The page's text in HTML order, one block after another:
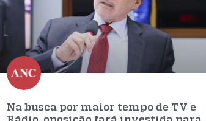
Na busca por maior tempo de TV e